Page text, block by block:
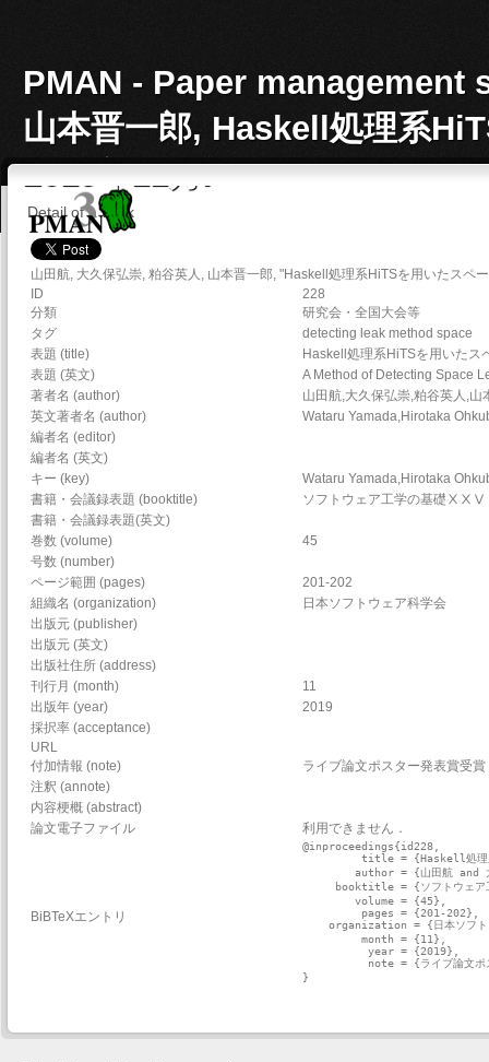
PMAN - Paper management
山本晋一郎, Haskell処理系
2019年11月.
Detail of a work
山田航, 大久保弘崇, 粕谷英人, 山本晋一郎, "Haskell処理系HiTSを用いたス
ID
228
分類
研究会・全国大会等
タグ
detecting leak method space
表題 (title)
Haskell処理系HiTSを用いたス
表題 (英文)
A Method of Detecting Space
著者名 (author)
山田航,大久保弘崇,粕谷英人,山
英文著者名 (author)
Wataru Yamada,Hirotaka
編者名 (editor)
編者名 (英文)
キー (key)
Wataru Yamada,Hirotaka
書籍・会議録表題 (booktitle)
ソフトウェア工学の基礎
書籍・会議録表題(英文)
巻数 (volume)
45
号数 (number)
ページ範囲 (pages)
201-202
組織名 (organization)
日本ソフトウェア科学会
出版元 (publisher)
出版元 (英文)
出版社住所 (address)
刊行月 (month)
11
出版年 (year)
2019
採択率 (acceptance)
URL
付加情報 (note)
ライブ論文ポスター発表賞受賞
注釈 (annote)
内容梗概 (abstract)
論文電子ファイル
利用できません．
BiBTeXエントリ
@inproceedings{id228,
title = {Haskell処理
author = {山田航 and
booktitle = {ソフトウェ
        volume = {45},
         pages = {201-202},
organization = {日本ソフト
         month = {11},
          year = {2019},
note = {ライブ論文ポ
}